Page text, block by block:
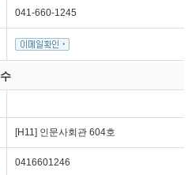
041-660-1245
[H11] 인문사회관 604호
0416601246